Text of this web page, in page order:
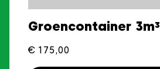
Groencontainer 3m³
€ 175,00